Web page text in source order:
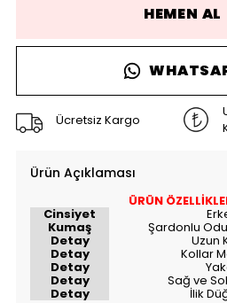
HEMEN AL
Ücretsiz Kargo
Ürün Açıklaması
ÜRÜN
Cinsiyet
Kumaş Şardonlu
Detay Uzun
Detay Kollar
Detay
Detay Sağ ve
Detay İlik